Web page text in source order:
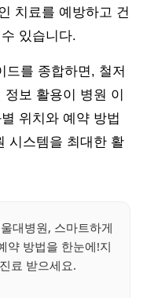
치료를 예방하고 건
있습니다.
드를 종합하면, 철저
보 활용이 병원 이
위치와 예약 방법
시스템을 최대한 활
대병원, 스마트하게
약 방법을 한눈에!지
료 받으세요.